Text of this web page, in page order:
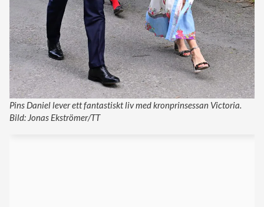
Pins Daniel lever ett fantastiskt liv med kronprinsessan Victoria.
Bild: Jonas Ekströmer/TT